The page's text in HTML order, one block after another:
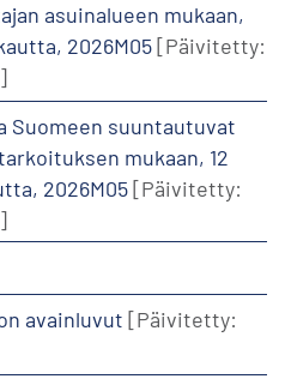
asuinalueen mukaan,
2026M05[Päivitetty:
Suomeen suuntautuvat
mukaan, 12
2026M05[Päivitetty:
avainluvut [Päivitetty: